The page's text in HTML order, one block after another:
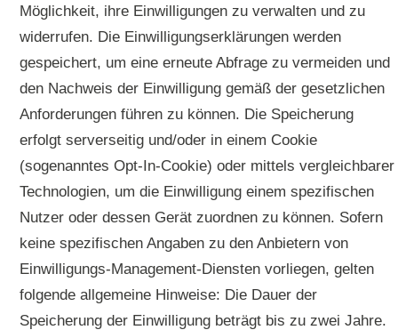
Möglichkeit, ihre Einwilligungen zu verwalten und zu
widerrufen. Die Einwilligungserklärungen werden
gespeichert, um eine erneute Abfrage zu vermeiden und
den Nachweis der Einwilligung gemäß der gesetzlichen
Anforderungen führen zu können. Die Speicherung
erfolgt serverseitig und/oder in einem Cookie
(sogenanntes Opt-In-Cookie) oder mittels vergleichbarer
Technologien, um die Einwilligung einem spezifischen
Nutzer oder dessen Gerät zuordnen zu können. Sofern
keine spezifischen Angaben zu den Anbietern von
Einwilligungs-Management-Diensten vorliegen, gelten
folgende allgemeine Hinweise: Die Dauer der
Speicherung der Einwilligung beträgt bis zu zwei Jahre.